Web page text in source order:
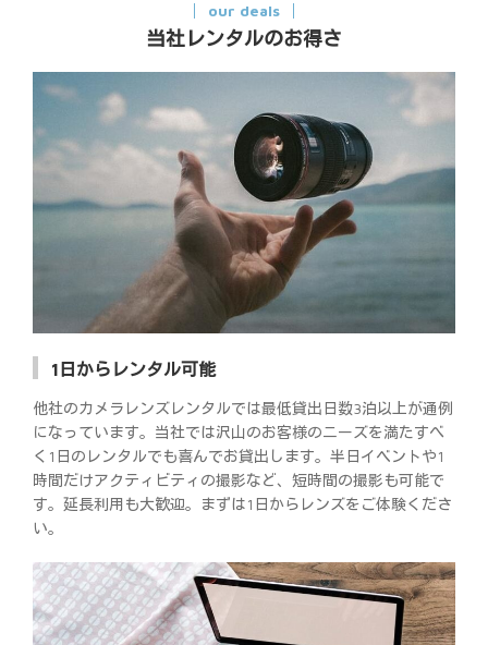
our deals
当社レンタルのお得さ
1日からレンタル可能
他社のカメラレンズレンタルでは最低貸出日数3泊以上が通例
になっています。当社では沢山のお客様のニーズを満たすべ
く1日のレンタルでも喜んでお貸出します。半日イベントや1
時間だけアクティビティの撮影など、短時間の撮影も可能で
す。延長利用も大歓迎。まずは1日からレンズをご体験くださ
い。